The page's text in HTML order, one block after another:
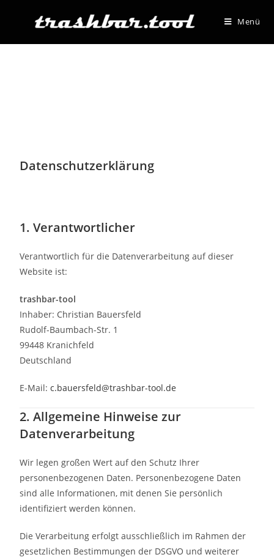
Menü
Datenschutzerklärung
1. Verantwortlicher
Verantwortlich für die Datenverarbeitung auf dieser
Website ist:
trashbar-tool
Inhaber: Christian Bauersfeld
Rudolf-Baumbach-Str. 1
99448 Kranichfeld
Deutschland
E-Mail:c.bauersfeld@trashbar-tool.de
2. Allgemeine Hinweise zur
Datenverarbeitung
Wir legen großen Wert auf den Schutz Ihrer
personenbezogenen Daten. Personenbezogene Daten
sind alle Informationen, mit denen Sie persönlich
identifiziert werden können.
Die Verarbeitung erfolgt ausschließlich im Rahmen der
gesetzlichen Bestimmungen der DSGVO und weiterer